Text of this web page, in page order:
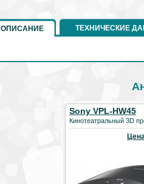
ОПИСАНИЕ ТЕХНИЧЕСКИЕ
Sony VPL-HW45
Кинотеатральный 3D